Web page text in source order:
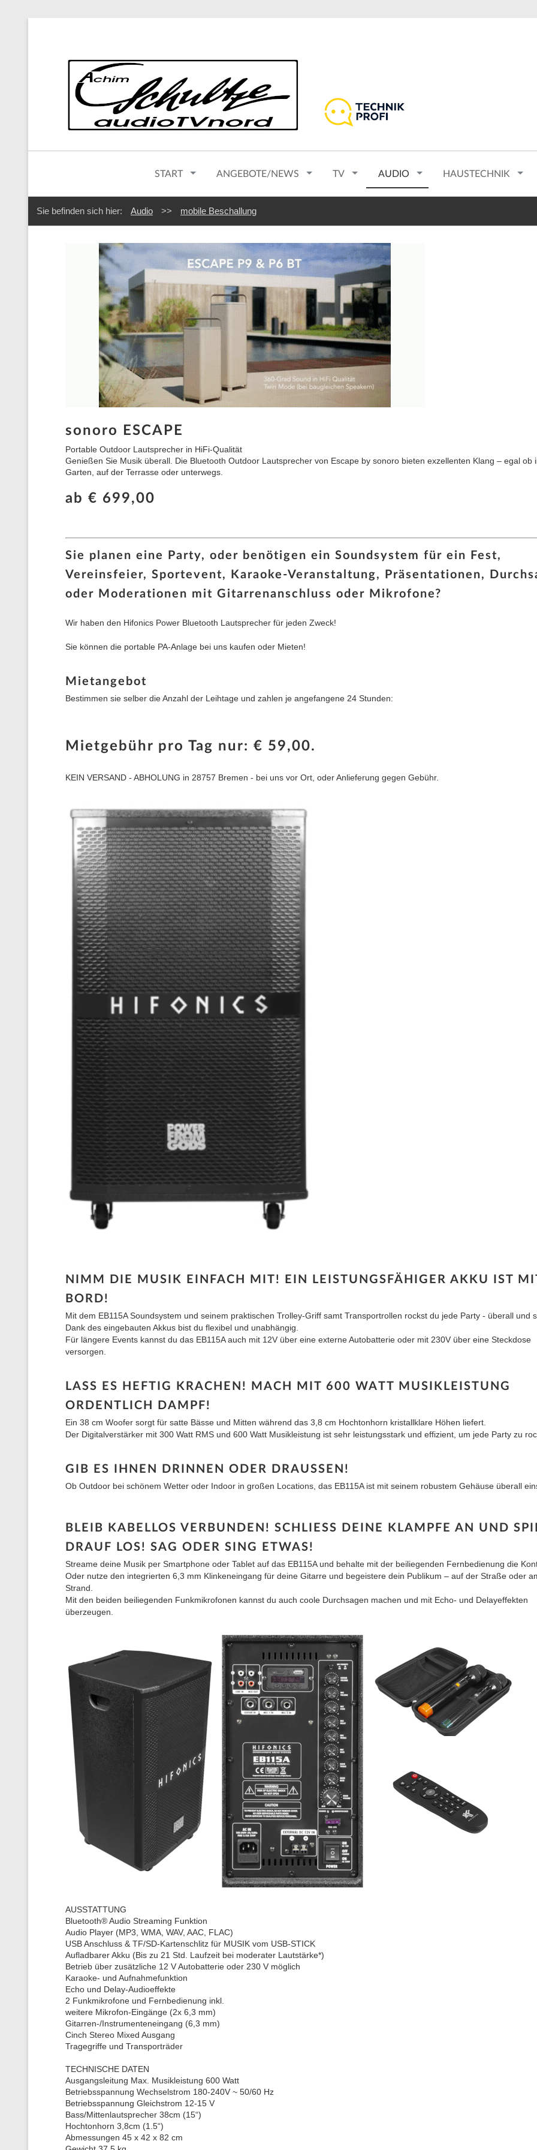
START ANGEBOTE/NEWS TV AUDIO HAUSTECHNIK
Sie befinden sich hier: Audio >> mobile Beschallung
sonoro ESCAPE
Portable Outdoor Lautsprecher in HiFi-Qualität
Genießen Sie Musik überall. Die Bluetooth Outdoor Lautsprecher von Escape by sonoro bieten exzellenten Klang – egal ob
Garten, auf der Terrasse oder unterwegs.
ab € 699,00
Sie planen eine Party, oder benötigen ein Soundsystem für ein Fest,
Vereinsfeier, Sportevent, Karaoke-Veranstaltung, Präsentationen,
oder Moderationen mit Gitarrenanschluss oder Mikrofone?
Wir haben den Hifonics Power Bluetooth Lautsprecher für jeden Zweck!
Sie können die portable PA-Anlage bei uns kaufen oder Mieten!
Mietangebot
Bestimmen sie selber die Anzahl der Leihtage und zahlen je angefangene 24 Stunden:
Mietgebühr pro Tag nur: € 59,00.
KEIN VERSAND - ABHOLUNG in 28757 Bremen - bei uns vor Ort, oder Anlieferung gegen Gebühr.
NIMM DIE MUSIK EINFACH MIT! EIN LEISTUNGSFÄHIGER AKKU IST
BORD!
Mit dem EB115A Soundsystem und seinem praktischen Trolley-Griff samt Transportrollen rockst du jede Party - überall und
Dank des eingebauten Akkus bist du flexibel und unabhängig.
Für längere Events kannst du das EB115A auch mit 12V über eine externe Autobatterie oder mit 230V über eine Steckdose
versorgen.
LASS ES HEFTIG KRACHEN! MACH MIT 600 WATT MUSIKLEISTUNG
ORDENTLICH DAMPF!
Ein 38 cm Woofer sorgt für satte Bässe und Mitten während das 3,8 cm Hochtonhorn kristallklare Höhen liefert.
Der Digitalverstärker mit 300 Watt RMS und 600 Watt Musikleistung ist sehr leistungsstark und effizient, um jede Party zu
GIB ES IHNEN DRINNEN ODER DRAUSSEN!
Ob Outdoor bei schönem Wetter oder Indoor in großen Locations, das EB115A ist mit seinem robustem Gehäuse überall
BLEIB KABELLOS VERBUNDEN! SCHLIESS DEINE KLAMPFE AN UND
DRAUF LOS! SAG ODER SING ETWAS!
Streame deine Musik per Smartphone oder Tablet auf das EB115A und behalte mit der beiliegenden Fernbedienung die
Oder nutze den integrierten 6,3 mm Klinkeneingang für deine Gitarre und begeistere dein Publikum – auf der Straße oder
Strand.
Mit den beiden beiliegenden Funkmikrofonen kannst du auch coole Durchsagen machen und mit Echo- und Delayeffekten
überzeugen.
AUSSTATTUNG
Bluetooth® Audio Streaming Funktion
Audio Player (MP3, WMA, WAV, AAC, FLAC)
USB Anschluss & TF/SD-Kartenschlitz für MUSIK vom USB-STICK
Aufladbarer Akku (Bis zu 21 Std. Laufzeit bei moderater Lautstärke*)
Betrieb über zusätzliche 12 V Autobatterie oder 230 V möglich
Karaoke- und Aufnahmefunktion
Echo und Delay-Audioeffekte
2 Funkmikrofone und Fernbedienung inkl.
weitere Mikrofon-Eingänge (2x 6,3 mm)
Gitarren-/Instrumenteneingang (6,3 mm)
Cinch Stereo Mixed Ausgang
Tragegriffe und Transporträder
TECHNISCHE DATEN
Ausgangsleitung Max. Musikleistung 600 Watt
Betriebsspannung Wechselstrom 180-240V ~ 50/60 Hz
Betriebsspannung Gleichstrom 12-15 V
Bass/Mittenlautsprecher 38cm (15“)
Hochtonhorn 3,8cm (1.5“)
Abmessungen 45 x 42 x 82 cm